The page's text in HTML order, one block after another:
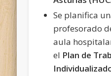
Se planifica
profesorado
aula
el Plan de